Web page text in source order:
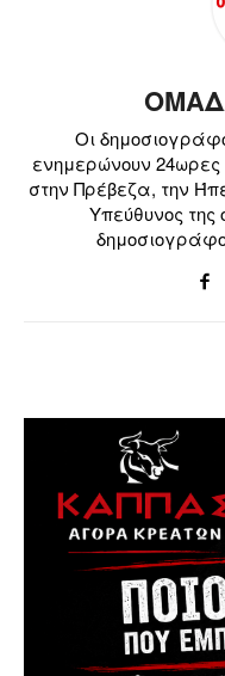
Οι
ενημερώνουν 24ωρες
στην Πρέβεζα, την
Υπεύθυνος της